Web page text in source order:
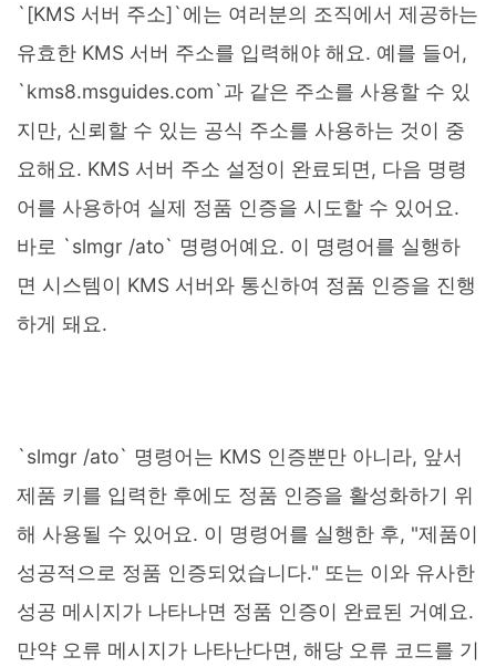
`[KMS 서버 주소]`에는 여러분의 조직에서 제공하는
유효한 KMS 서버 주소를 입력해야 해요. 예를 들어,
`kms8.msguides.com`과 같은 주소를 사용할 수 있
지만, 신뢰할 수 있는 공식 주소를 사용하는 것이 중
요해요. KMS 서버 주소 설정이 완료되면, 다음 명령
어를 사용하여 실제 정품 인증을 시도할 수 있어요.
바로 `slmgr /ato` 명령어예요. 이 명령어를 실행하
면 시스템이 KMS 서버와 통신하여 정품 인증을 진행
하게 돼요.
`slmgr /ato` 명령어는 KMS 인증뿐만 아니라, 앞서
제품 키를 입력한 후에도 정품 인증을 활성화하기 위
해 사용될 수 있어요. 이 명령어를 실행한 후, "제품이
성공적으로 정품 인증되었습니다." 또는 이와 유사한
성공 메시지가 나타나면 정품 인증이 완료된 거예요.
만약 오류 메시지가 나타난다면, 해당 오류 코드를 기